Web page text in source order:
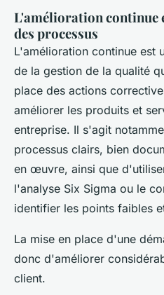
L'amélioration continue
des processus
L'amélioration continue est
de la gestion de la qualité
place des actions
améliorer les produits et
entreprise. Il s'agit
processus clairs, bien
en œuvre, ainsi que
l'analyse Six Sigma ou le
identifier les points faibles
La mise en place d'une
donc d'améliorer
client.